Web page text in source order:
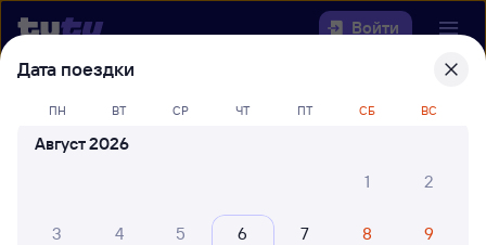
Войти
Выберите день, чтобы найтиж/д
билеты Аткарск — Вологда-1
42 млн путешествуют с
Дата поездки
ПН ВТ СР ЧТ ПТ СБ ВС
Август 2026
1
2
3 4 5 6 7 8 9